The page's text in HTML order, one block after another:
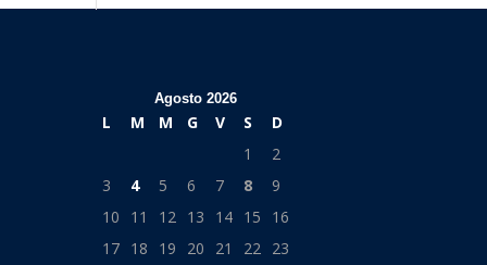
Agosto 2026
L M M G V S
D
1
2
3
4 5 6 7 8
9
10
11 12 13 14 15
16
17 18 19 20 21 22
23